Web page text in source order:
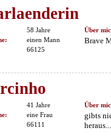
58 Jahre
einen Mann
66125
Über
Brave
41 Jahre
eine Frau
66111
Über
gibts